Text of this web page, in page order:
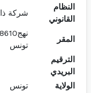
النظام
القانوني
شركة
المقر
تونس
الترقيم
البريدي
الولاية
تونس